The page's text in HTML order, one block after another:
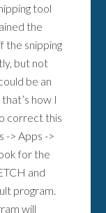
tool
the
the snipping
but not
be an
how I
correct this
-> Apps ->
for the
and
program.
will